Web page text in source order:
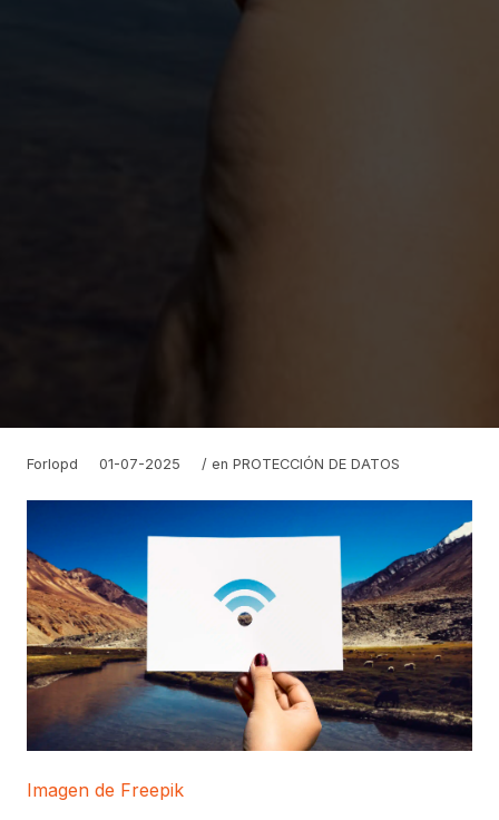
Forlopd 01-07-2025 / enPROTECCIÓN DE DATOS
Imagen de Freepik